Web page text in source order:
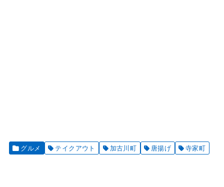
グルメ テイクアウト 加古川町 唐揚げ 寺家町